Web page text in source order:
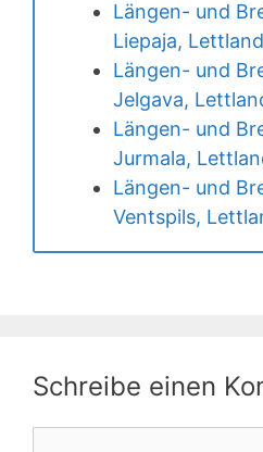
Längen- und
Liepaja, Lettland
Längen- und
Jelgava,
Längen- und
Jurmala,
Längen- und
Ventspils,
Schreibe einen